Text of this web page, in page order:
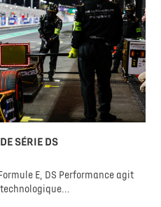
SÉRIE DS
E, DS Performance agit